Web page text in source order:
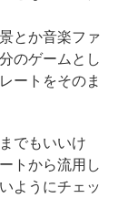
とか音楽ファ
のゲームとし
ートをそのま
でもいいけ
トから流用し
ようにチェッ